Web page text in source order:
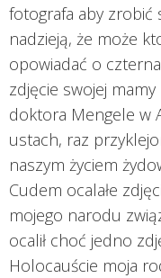
fotografa aby zrobić
nadzieją, że może
opowiadać o
zdjęcie swojej
doktora Mengele w
ustach, raz
naszym życiem
Cudem ocalałe
mojego narodu
ocalił choć jedno
Holocauście moja